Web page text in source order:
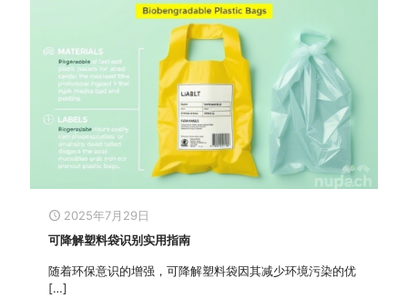
2025年7月29日
可降解塑料袋识别实用指南
随着环保意识的增强，可降解塑料袋因其减少环境污染的优
[…]